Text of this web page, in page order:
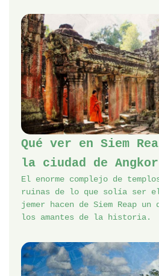
Qué ver en Siem
la ciudad de Angkor
El enorme complejo de
ruinas de lo que solía ser
jemer hacen de Siem Reap
los amantes de la historia.